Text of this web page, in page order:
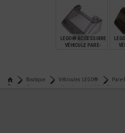
€ 0,74€
LEGO® ACCESSOIRE
VÉHICULE PARE-
Boutique
Véhicules LEGO®
Lego® accessoire véhicule cockpit 10x6x3